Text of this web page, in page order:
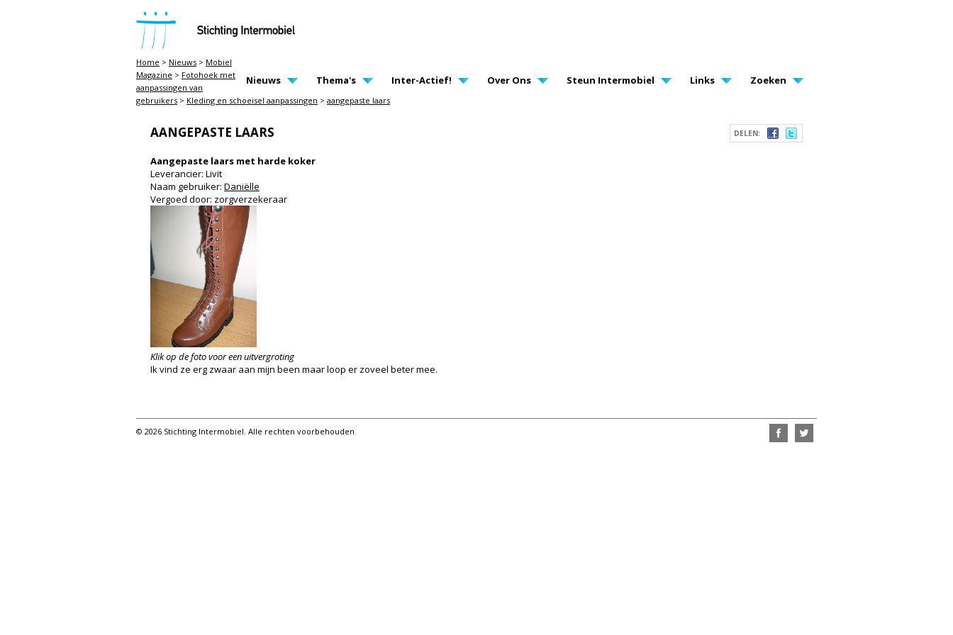
STICHTING INTERMOBIEL
MAIN PAGE NAVIGATION
Nieuws Thema's Inter-Actief! Over Ons Steun Intermobiel Links Zoeken
Home > Nieuws > Mobiel
Magazine > Fotohoek met
aanpassingen van
gebruikers > Kleding en schoeisel aanpassingen > aangepaste laars
DELEN:
AANGEPASTE LAARS
Aangepaste laars met harde koker
Leverancier: Livit
Naam gebruiker: Daniëlle
Vergoed door: zorgverzekeraar
Klik op de foto voor een uitvergroting
Ik vind ze erg zwaar aan mijn been maar loop er zoveel beter mee.
© 2026 Stichting Intermobiel. Alle rechten voorbehouden